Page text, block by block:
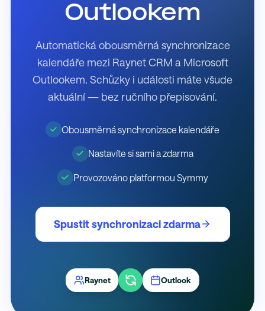
Outlookem
Automatická obousměrná synchronizace
kalendáře mezi Raynet CRM a Microsoft
Outlookem. Schůzky i události máte všude
aktuální — bez ručního přepisování.
Obousměrná synchronizace kalendáře
Nastavíte si sami a zdarma
Provozováno platformou Symmy
Spustit synchronizaci zdarma
Raynet Outlook